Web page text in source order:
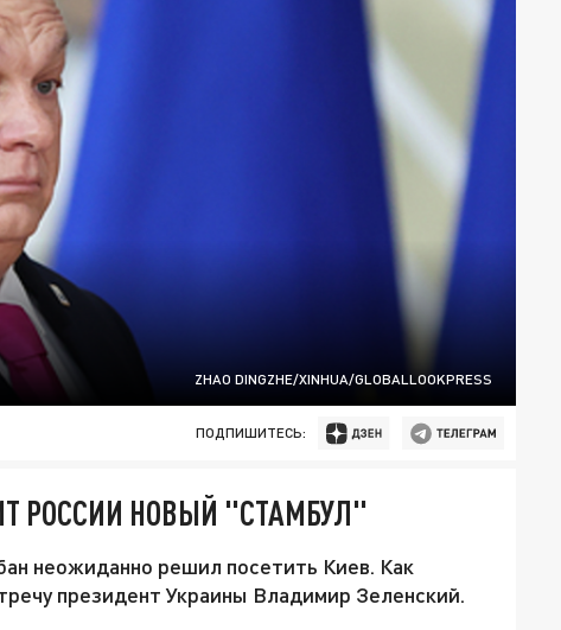
ZHAO DINGZHE/XINHUA/GLOBALLOOKPRESS
ПОДПИШИТЕСЬ:
РОССИИ НОВЫЙ "СТАМБУЛ"
неожиданно решил посетить Киев. Как
президент Украины Владимир Зеленский.